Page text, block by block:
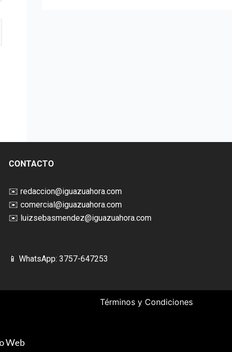
CONTACTO
✉️ redaccion@iguazuahora.com
✉️ comercial@iguazuahora.com
✉️ luizsebasmendez@iguazuahora.com
📱 WhatsApp: 3757-647253
Términos y Condiciones
Web